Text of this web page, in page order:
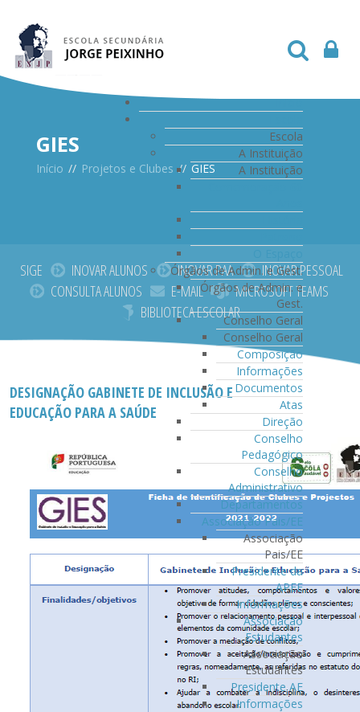
Início
Escola
A Instituição
A Instituição
Órgãos de Admin. e Gest.
Órgãos de Admin. e
Gest.
Conselho Geral
Conselho Geral
Composição
Informações
Documentos
Atas
Direção
Conselho
Pedagógico
Conselho
Administrativo
Departamentos
Associação Pais/EE
Associação
Pais/EE
Presidente da
APEE
Informações
Associação
Estudantes
Associação
Estudantes
Presidente AE
Informações
GIES
Início // Projetos e Clubes // GIES
SIGE INOVAR ALUNOS INOVAR PAA
INOVAR PESSOAL
CONSULTA ALUNOS
E-MAIL
MICROSOFT TEAMS
BIBLIOTECA ESCOLAR
DESIGNAÇÃO GABINETE DE INCLUSÃO E
EDUCAÇÃO PARA A SAÚDE